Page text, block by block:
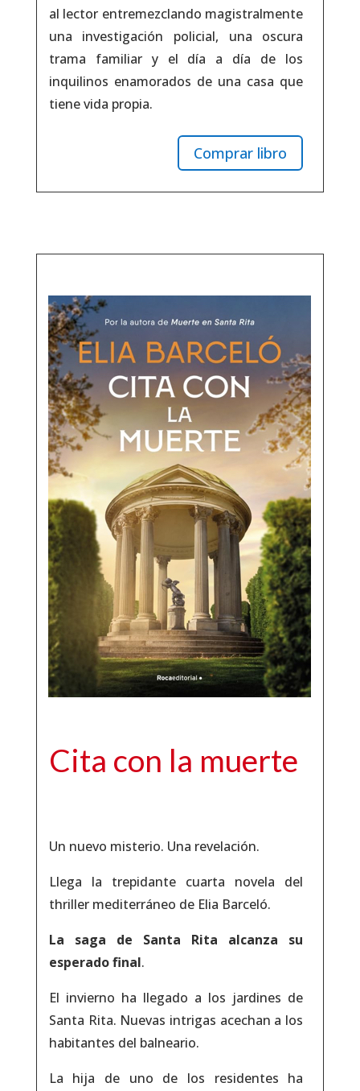
al lector entremezclando magistralmente
una investigación policial, una oscura
trama familiar y el día a día de los
inquilinos enamorados de una casa que
tiene vida propia.
Comprar libro
Cita con la muerte
Un nuevo misterio. Una revelación.
Llega la trepidante cuarta novela del
thriller mediterráneo de Elia Barceló.
La saga de Santa Rita alcanza su
esperado final.
El invierno ha llegado a los jardines de
Santa Rita. Nuevas intrigas acechan a los
habitantes del balneario.
La hija de uno de los residentes ha